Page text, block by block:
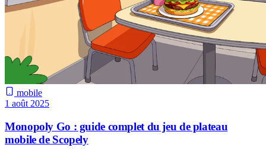
mobile
1 août 2025
Monopoly Go : guide complet du jeu de plateau
mobile de Scopely